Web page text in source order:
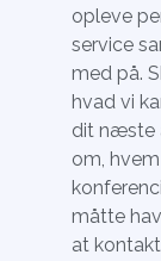
opleve
service
med på.
hvad vi
dit næste
om,
måtte
at